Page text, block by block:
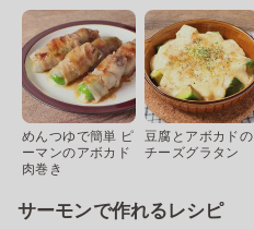
めんつゆで簡単 ピ
ーマンのアボカド
肉巻き
豆腐とアボカドの
チーズグラタン
サーモンで作れるレシピ